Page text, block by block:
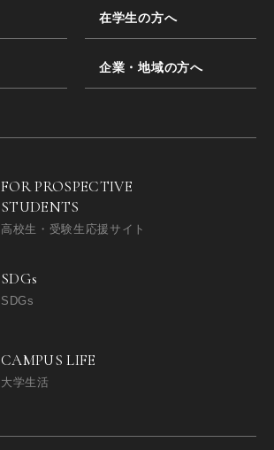
在学生の方へ
企業・地域の方へ
FOR PROSPECTIVE
STUDENTS
高校生・受験生応援サイト
SDGs
SDGs
CAMPUS LIFE
大学生活